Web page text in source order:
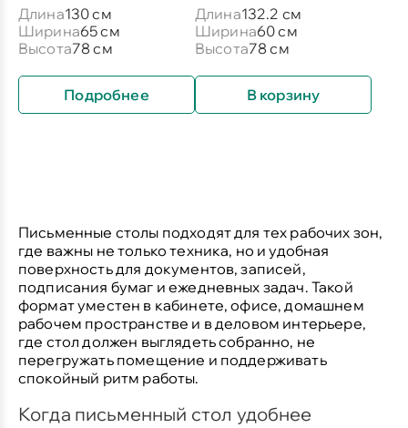
Длина130 см
Ширина65 см
Высота78 см
Подробнее
Длина132.2 см
Ширина60 см
Высота78 см
В корзину
Письменные столы подходят для тех рабочих зон,
где важны не только техника, но и удобная
поверхность для документов, записей,
подписания бумаг и ежедневных задач. Такой
формат уместен в кабинете, офисе, домашнем
рабочем пространстве и в деловом интерьере,
где стол должен выглядеть собранно, не
перегружать помещение и поддерживать
спокойный ритм работы.
Когда письменный стол удобнее